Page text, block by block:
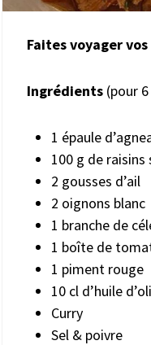
Faites voyager vos
Ingrédients (pour
1 épaule
100 g de raisins
2 gousses d’ail
2 oignons blanc
1 branche de
1 boîte de
1 piment rouge
10 cl d’huile
Curry
Sel & poivre